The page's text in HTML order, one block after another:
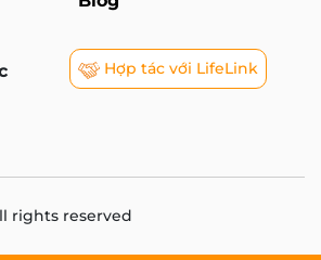
Hợp tác với LifeLink
rights reserved